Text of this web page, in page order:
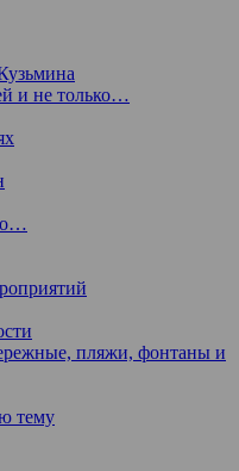
и не только…
пляжи, фонтаны и
тему